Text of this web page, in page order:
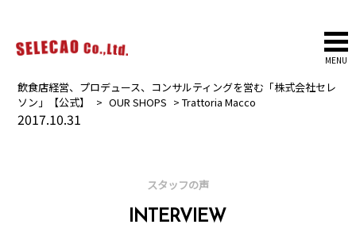
MENU
飲食店経営、プロデュース、コンサルティングを営む「株式会社セレ
ソン」【公式】
> OUR SHOPS >Trattoria Macco
2017.10.31
スタッフの声
INTERVIEW